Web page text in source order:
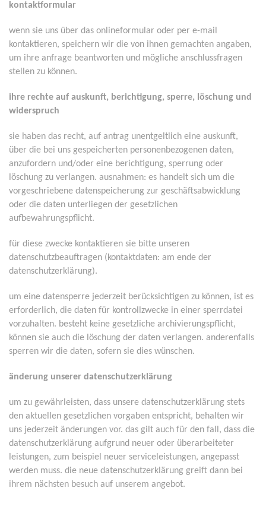
kontaktformular
wenn sie uns über das onlineformular oder per e-mail
kontaktieren, speichern wir die von ihnen gemachten angaben,
um ihre anfrage beantworten und mögliche anschlussfragen
stellen zu können.
ihre rechte auf auskunft, berichtigung, sperre, löschung und
widerspruch
sie haben das recht, auf antrag unentgeltlich eine auskunft,
über die bei uns gespeicherten personenbezogenen daten,
anzufordern und/oder eine berichtigung, sperrung oder
löschung zu verlangen. ausnahmen: es handelt sich um die
vorgeschriebene datenspeicherung zur geschäftsabwicklung
oder die daten unterliegen der gesetzlichen
aufbewahrungspflicht.
für diese zwecke kontaktieren sie bitte unseren
datenschutzbeauftragen (kontaktdaten: am ende der
datenschutzerklärung).
um eine datensperre jederzeit berücksichtigen zu können, ist es
erforderlich, die daten für kontrollzwecke in einer sperrdatei
vorzuhalten. besteht keine gesetzliche archivierungspflicht,
können sie auch die löschung der daten verlangen. anderenfalls
sperren wir die daten, sofern sie dies wünschen.
änderung unserer datenschutzerklärung
um zu gewährleisten, dass unsere datenschutzerklärung stets
den aktuellen gesetzlichen vorgaben entspricht, behalten wir
uns jederzeit änderungen vor. das gilt auch für den fall, dass die
datenschutzerklärung aufgrund neuer oder überarbeiteter
leistungen, zum beispiel neuer serviceleistungen, angepasst
werden muss. die neue datenschutzerklärung greift dann bei
ihrem nächsten besuch auf unserem angebot.